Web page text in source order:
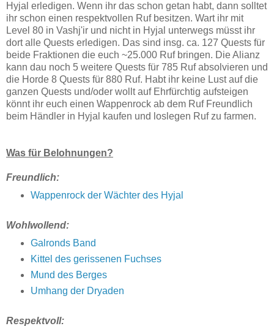
Hyjal erledigen. Wenn ihr das schon getan habt, dann solltet
ihr schon einen respektvollen Ruf besitzen. Wart ihr mit
Level 80 in Vashj'ir und nicht in Hyjal unterwegs müsst ihr
dort alle Quests erledigen. Das sind insg. ca. 127 Quests für
beide Fraktionen die euch ~25.000 Ruf bringen. Die Alianz
kann dau noch 5 weitere Quests für 785 Ruf absolvieren und
die Horde 8 Quests für 880 Ruf. Habt ihr keine Lust auf die
ganzen Quests und/oder wollt auf Ehrfürchtig aufsteigen
könnt ihr euch einen Wappenrock ab dem Ruf Freundlich
beim Händler in Hyjal kaufen und loslegen Ruf zu farmen.
Was für Belohnungen?
Freundlich:
Wappenrock der Wächter des Hyjal
Wohlwollend:
Galronds Band
Kittel des gerissenen Fuchses
Mund des Berges
Umhang der Dryaden
Respektvoll: